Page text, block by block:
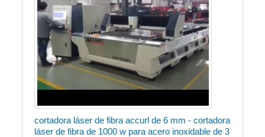
cortadora láser de fibra accurl de 6 mm - cortadora
láser de fibra de 1000 w para acero inoxidable de 3